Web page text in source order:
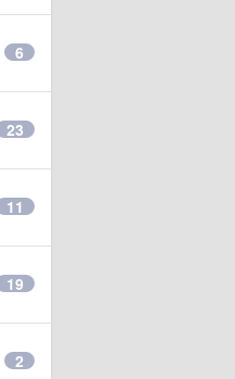
6
23
11
19
2